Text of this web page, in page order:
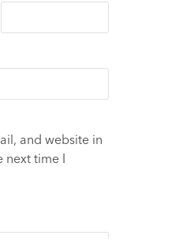
and website in
next time I